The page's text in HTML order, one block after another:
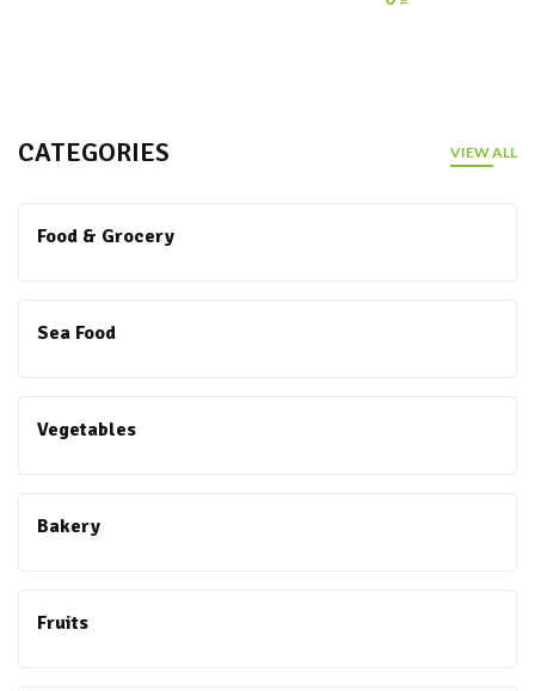
CATEGORIES VIEW ALL
Food & Grocery
Sea Food
Vegetables
Bakery
Fruits